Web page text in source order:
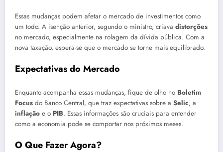
Essas mudanças podem afetar o mercado de investimentos como
um todo. A isenção anterior, segundo o ministro, criava distorções
no mercado, especialmente na rolagem da dívida pública. Com a
nova taxação, espera-se que o mercado se torne mais equilibrado.
Expectativas do Mercado
Enquanto acompanha essas mudanças, fique de olho no Boletim
Focus do Banco Central, que traz expectativas sobre a Selic, a
inflação e o PIB. Essas informações são cruciais para entender
como a economia pode se comportar nos próximos meses.
O Que Fazer Agora?